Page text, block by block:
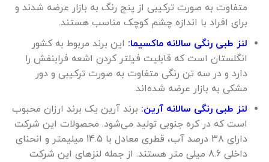
متفاوت به صورت ترکیبی از پنج رنگ به بازار عرضه شدند و
برای افراد با اندازه چشم کوچک مناسب هستند.
لنز طبی رنگی سالانه ماکسیما: این برند مربوط به کشور
انگلستان است که قابلیت فیلتر کردن اشعه فرابنفش را
دارد و در سه تن رنگی متفاوت به صورت ترکیبی و دور
مشکی به بازار عرضه شده‌اند.
لنز طبی رنگی سالانه آرین: برند آرین یک برند ارزان محبوب
است که در کره جنوبی تولید می‌شود. محصولات این شرکت
دارای ۳۸ درصد آب، قطری معادل با 14.5 میلیمتر و انحنای
داخلی 8.6 میلی متر هستند. از جمله لنزهای این شرکت